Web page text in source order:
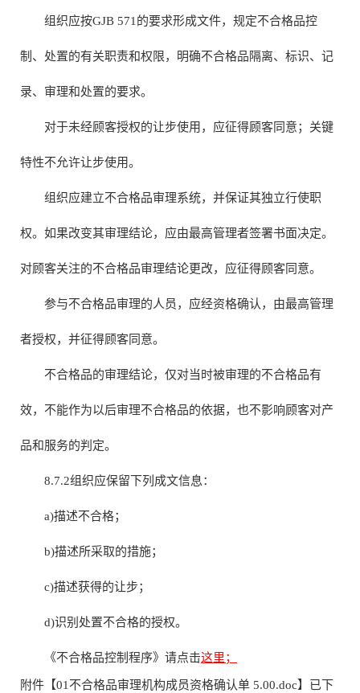
组织应按GJB 571的要求形成文件，规定不合格品控
制、处置的有关职责和权限，明确不合格品隔离、标识、记
录、审理和处置的要求。
对于未经顾客授权的让步使用，应征得顾客同意；关键
特性不允许让步使用。
组织应建立不合格品审理系统，并保证其独立行使职
权。如果改变其审理结论，应由最高管理者签署书面决定。
对顾客关注的不合格品审理结论更改，应征得顾客同意。
参与不合格品审理的人员，应经资格确认，由最高管理
者授权，并征得顾客同意。
不合格品的审理结论，仅对当时被审理的不合格品有
效，不能作为以后审理不合格品的依据，也不影响顾客对产
品和服务的判定。
8.7.2组织应保留下列成文信息：
a)描述不合格；
b)描述所采取的措施；
c)描述获得的让步；
d)识别处置不合格的授权。
《不合格品控制程序》请点击这里；
附件【01不合格品审理机构成员资格确认单 5.00.doc】已下